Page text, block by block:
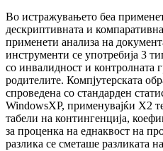
Во истражувањето беа
дескриптивната и
применети анализа на
инструменти се употребија 3
со инвалидност и контролната
родителите. Компјутерската
спроведена со стандарден
WindowsXP, применувајќи X2
табели на контингенција,
за проценка на еднаквост на
разлика се сметаше разликата